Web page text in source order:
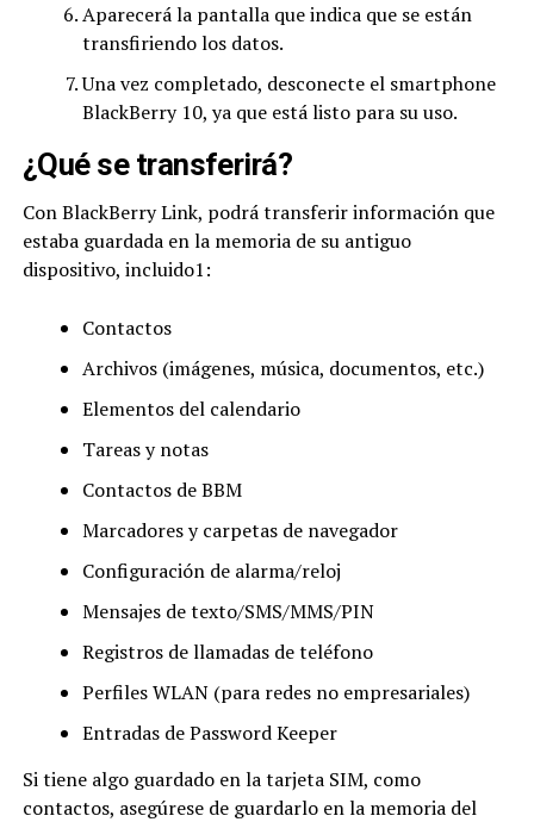
Aparecerá la pantalla que indica que se están
transfiriendo los datos.
Una vez completado, desconecte el smartphone
BlackBerry 10, ya que está listo para su uso.
¿Qué se transferirá?
Con BlackBerry Link, podrá transferir información que
estaba guardada en la memoria de su antiguo
dispositivo, incluido1:
Contactos
Archivos (imágenes, música, documentos, etc.)
Elementos del calendario
Tareas y notas
Contactos de BBM
Marcadores y carpetas de navegador
Configuración de alarma/reloj
Mensajes de texto/SMS/MMS/PIN
Registros de llamadas de teléfono
Perfiles WLAN (para redes no empresariales)
Entradas de Password Keeper
Si tiene algo guardado en la tarjeta SIM, como
contactos, asegúrese de guardarlo en la memoria del